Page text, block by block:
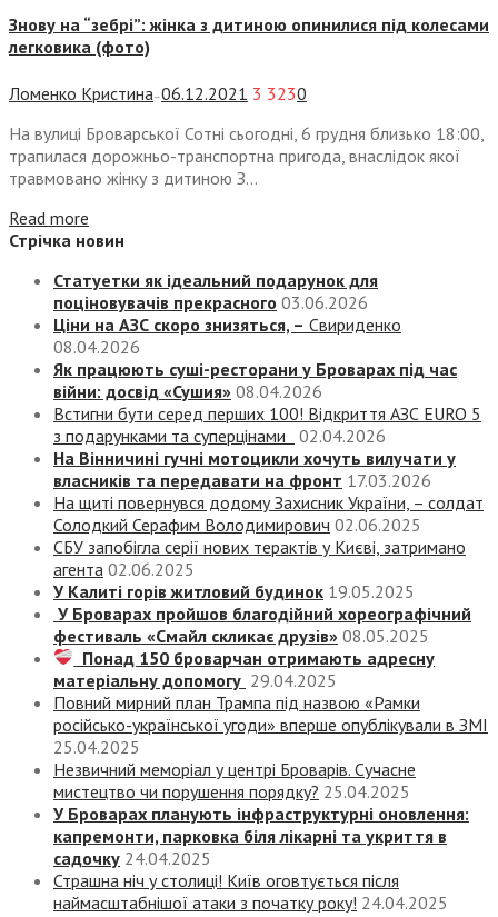
Знову на “зебрі”: жінка з дитиною опинилися під колесами
легковика (фото)
Ломенко Кристина —06.12.2021 3 3230
На вулиці Броварської Сотні сьогодні, 6 грудня близько 18:00,
трапилася дорожньо-транспортна пригода, внаслідок якої
травмовано жінку з дитиною З...
Read more
Стрічка новин
Статуетки як ідеальний подарунок для
поціновувачів прекрасного 03.06.2026
Ціни на АЗС скоро знизяться, – Свириденко
08.04.2026
Як працюють суші-ресторани у Броварах під час
війни: досвід «Сушия» 08.04.2026
Встигни бути серед перших 100! Відкриття АЗС EURO 5
з подарунками та суперцінами
02.04.2026
На Вінничині гучні мотоцикли хочуть вилучати у
власників та передавати на фронт 17.03.2026
На щиті повернувся додому Захисник України, – солдат
Солодкий Серафим Володимирович 02.06.2025
СБУ запобігла серії нових терактів у Києві, затримано
агента 02.06.2025
У Калиті горів житловий будинок 19.05.2025
У Броварах пройшов благодійний хореографічний
фестиваль «Смайл скликає друзів» 08.05.2025
Понад 150 броварчан отримають адресну
матеріальну допомогу 29.04.2025
Повний мирний план Трампа під назвою «‎Рамки
російсько-української угоди» вперше опублікували в ЗМІ
25.04.2025
Незвичний меморіал у центрі Броварів. Сучасне
мистецтво чи порушення порядку? 25.04.2025
У Броварах планують інфраструктурні оновлення:
капремонти, парковка біля лікарні та укриття в
садочку 24.04.2025
Страшна ніч у столиці! Київ оговтується після
наймасштабнішої атаки з початку року! 24.04.2025